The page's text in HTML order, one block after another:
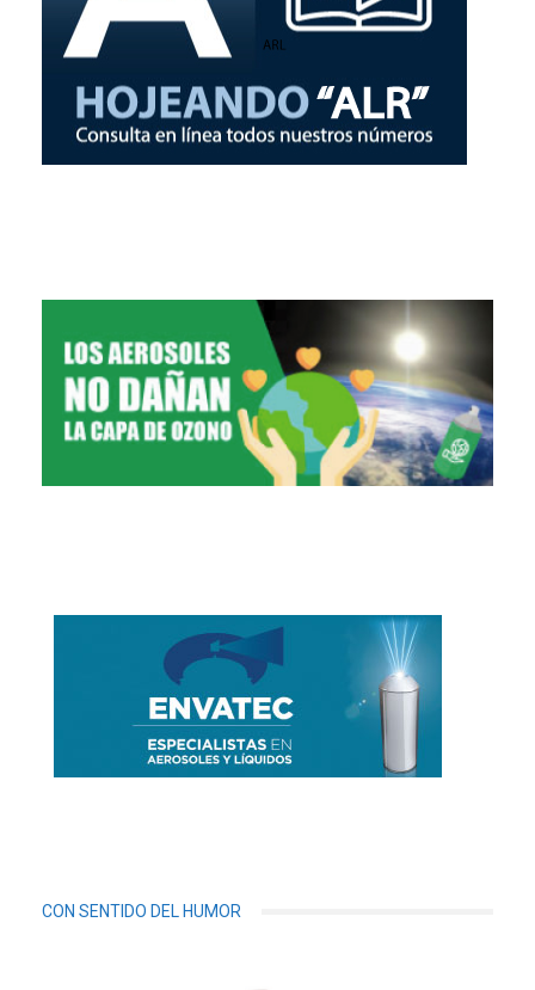
CON SENTIDO DEL HUMOR